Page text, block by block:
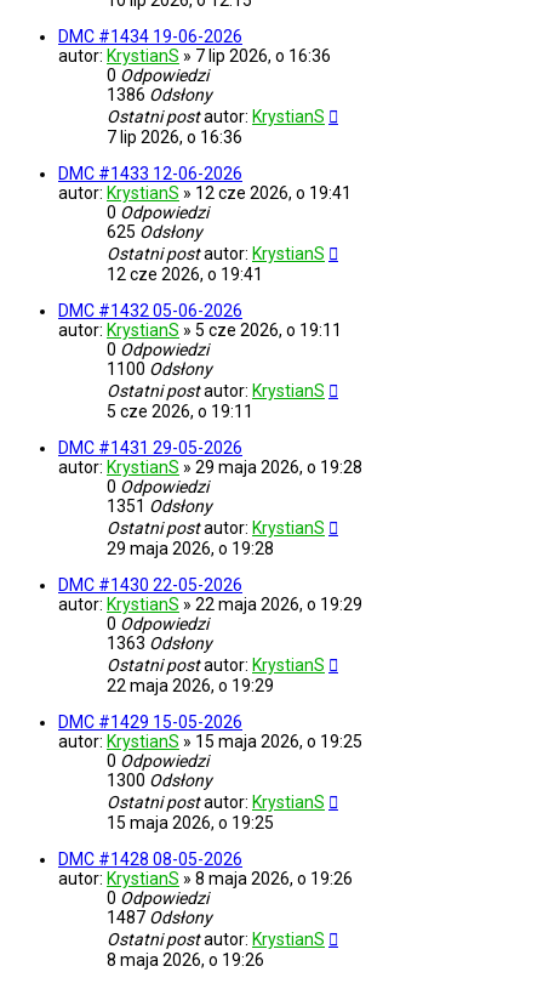
DMC #1434 19-06-2026
autor: KrystianS » 7 lip 2026, o 16:36
0 Odpowiedzi
1386 Odsłony
Ostatni postautor: KrystianS
7 lip 2026, o 16:36
DMC #1433 12-06-2026
autor: KrystianS » 12 cze 2026, o 19:41
0 Odpowiedzi
625 Odsłony
Ostatni postautor: KrystianS
12 cze 2026, o 19:41
DMC #1432 05-06-2026
autor: KrystianS » 5 cze 2026, o 19:11
0 Odpowiedzi
1100 Odsłony
Ostatni postautor: KrystianS
5 cze 2026, o 19:11
DMC #1431 29-05-2026
autor: KrystianS » 29 maja 2026, o 19:28
0 Odpowiedzi
1351 Odsłony
Ostatni postautor: KrystianS
29 maja 2026, o 19:28
DMC #1430 22-05-2026
autor: KrystianS » 22 maja 2026, o 19:29
0 Odpowiedzi
1363 Odsłony
Ostatni postautor: KrystianS
22 maja 2026, o 19:29
DMC #1429 15-05-2026
autor: KrystianS » 15 maja 2026, o 19:25
0 Odpowiedzi
1300 Odsłony
Ostatni postautor: KrystianS
15 maja 2026, o 19:25
DMC #1428 08-05-2026
autor: KrystianS » 8 maja 2026, o 19:26
0 Odpowiedzi
1487 Odsłony
Ostatni postautor: KrystianS
8 maja 2026, o 19:26